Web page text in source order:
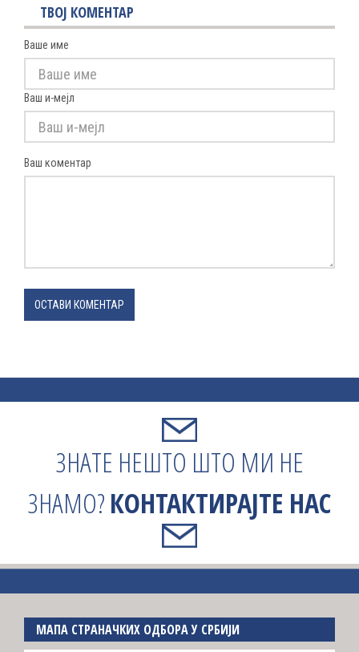
ТВОЈ КОМЕНТАР
Ваше име
Ваш и-мејл
Ваш коментар
ОСТАВИ КОМЕНТАР
ЗНАТЕ НЕШТО ШТО МИ НЕ
ЗНАМО?КОНТАКТИРАЈТЕ НАС
МАПА СТРАНАЧКИХ ОДБОРА У СРБИЈИ